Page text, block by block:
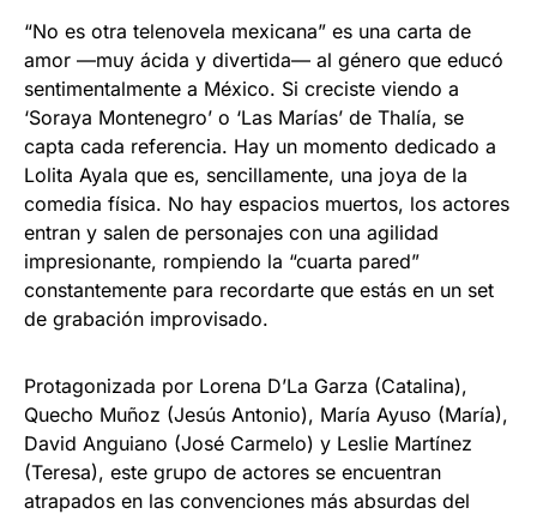
“No es otra telenovela mexicana” es una carta de
amor —muy ácida y divertida— al género que educó
sentimentalmente a México. Si creciste viendo a
‘Soraya Montenegro’ o ‘Las Marías’ de Thalía, se
capta cada referencia. Hay un momento dedicado a
Lolita Ayala que es, sencillamente, una joya de la
comedia física. No hay espacios muertos, los actores
entran y salen de personajes con una agilidad
impresionante, rompiendo la “cuarta pared”
constantemente para recordarte que estás en un set
de grabación improvisado.
Protagonizada por Lorena D’La Garza (Catalina),
Quecho Muñoz (Jesús Antonio), María Ayuso (María),
David Anguiano (José Carmelo) y Leslie Martínez
(Teresa), este grupo de actores se encuentran
atrapados en las convenciones más absurdas del